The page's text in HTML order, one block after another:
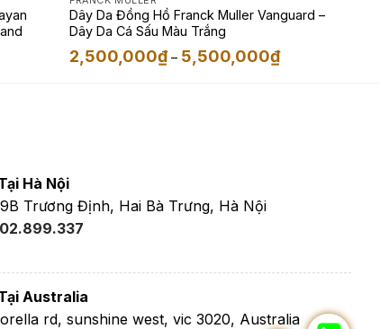
Dây Da Đồng Hồ Franck Muller Vanguard –
Dây Da Cá Sấu Màu Trắng
2,500,000₫ – 5,500,000₫Khoảng
giá:
Hà Nội
Trương Định, Hai Bà Trưng, Hà Nội
Australia
rd, sunshine west, vic 3020, Australia